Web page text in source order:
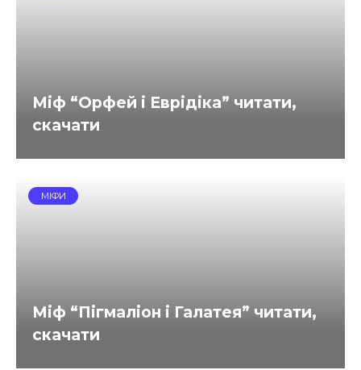
Міф “Орфей і Еврідіка” читати,
скачати
МІФИ
Міф “Пігмаліон і Галатея” читати,
скачати